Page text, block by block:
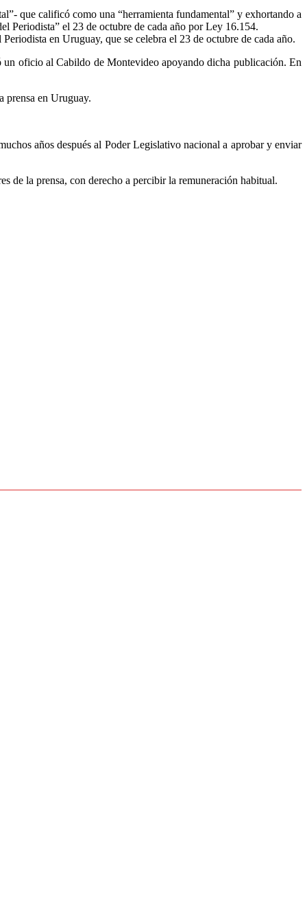
que calificó como una “herramienta fundamental” y exhortando a
Periodista” el 23 de octubre de cada año por Ley 16.154.
en Uruguay, que se celebra el 23 de octubre de cada año.
oficio al Cabildo de Montevideo apoyando dicha publicación. En
prensa en Uruguay.
años después al Poder Legislativo nacional a aprobar y enviar
de la prensa, con derecho a percibir la remuneración habitual.